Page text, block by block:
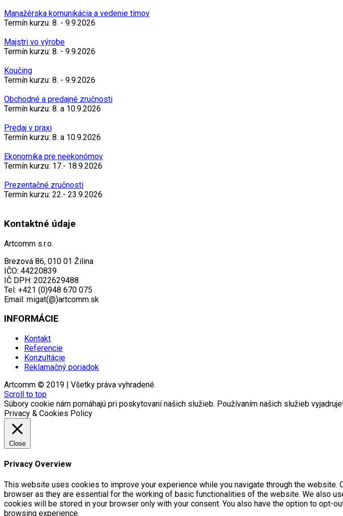
Manažérska komunikácia a vedenie tímov
Termín kurzu: 8. - 9.9.2026
Majstri vo výrobe
Termín kurzu: 8. - 9.9.2026
Koučing
Termín kurzu: 8. - 9.9.2026
Obchodné a predajné zručnosti
Termín kurzu: 8. a 10.9.2026
Predaj v praxi
Termín kurzu: 8. a 10.9.2026
Ekonomika pre neekonómov
Termín kurzu: 17.- 18.9.2026
Prezentačné zručnosti
Termín kurzu: 22.- 23.9.2026
Kontaktné údaje
Artcomm s.r.o.
Brezová 86, 010 01 Žilina
IČO: 44220839
IČ DPH: 2022629488
Tel: +421 (0)948 670 075
Email: migat(@)artcomm.sk
INFORMÁCIE
Kontakt
Referencie
Konzultácie
Reklamačný poriadok
Artcomm © 2019 | Všetky práva vyhradené.
Scroll to top
Súbory cookie nám pomáhajú pri poskytovaní našich služieb. Používaním našich služieb
Privacy & Cookies Policy
Close
Privacy Overview
This website uses cookies to improve your experience while you navigate through the
browser as they are essential for the working of basic functionalities of the website. We also
cookies will be stored in your browser only with your consent. You also have the option to
browsing experience.